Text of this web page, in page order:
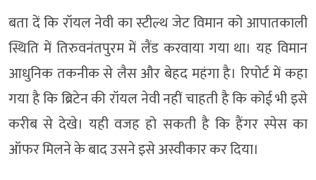
बता दें कि रॉयल नेवी का स्टील्थ जेट विमान को आपातकाली
स्थिति में तिरुवनंतपुरम में लैंड करवाया गया था। यह विमान
आधुनिक तकनीक से लैस और बेहद महंगा है। रिपोर्ट में कहा
गया है कि ब्रिटेन की रॉयल नेवी नहीं चाहती है कि कोई भी इसे
करीब से देखे। यही वजह हो सकती है कि हैंगर स्पेस का
ऑफर मिलने के बाद उसने इसे अस्वीकार कर दिया।